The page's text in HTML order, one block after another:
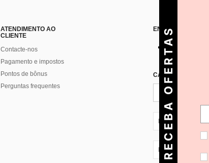
ATENDIMENTO AO
CLIENTE
Contacte-nos
Pagamento e impostos
Pontos de bônus
Perguntas frequentes
ENCONTRE-NOS
CADASTRE-SE
PT + 351
PT + 351
R
E
C
E
B
A
O
E
R
T
A
S
D
I
Á